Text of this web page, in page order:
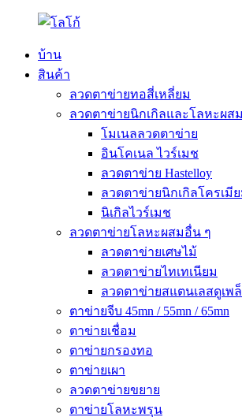
บ้าน
สินค้า
ลวดตาข่ายทอสี่เหลี่ยม
ลวดตาข่ายนิกเกิลและโลหะผสม
โมเนลลวดตาข่าย
อินโคเนล ไวร์เมช
ลวดตาข่าย Hastelloy
ลวดตาข่ายนิกเกิลโครเมี
นิเกิลไวร์เมช
ลวดตาข่ายโลหะผสมอื่น ๆ
ลวดตาข่ายเศษไม้
ลวดตาข่ายไทเทเนียม
ลวดตาข่ายสแตนเลสดูเพ
ตาข่ายจีบ 45mn / 55mn / 65mn
ตาข่ายเชื่อม
ตาข่ายกรองทอ
ตาข่ายเผา
ลวดตาข่ายขยาย
ตาข่ายโลหะพรุน